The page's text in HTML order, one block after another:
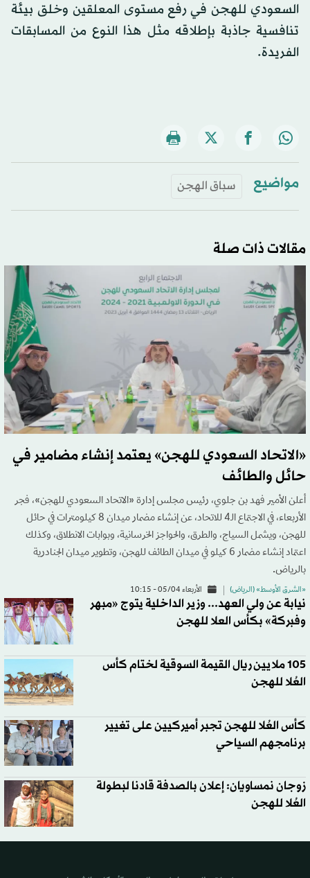
السعودي للهجن في رفع مستوى المعلقين وخلق بيئة
تنافسية جاذبة بإطلاقه مثل هذا النوع من المسابقات
الفريدة.
مواضيع سباق الهجن
مقالات ذات صلة
«الاتحاد السعودي للهجن» يعتمد إنشاء مضامير في
حائل والطائف
أعلن الأمير فهد بن جلوي، رئيس مجلس إدارة «الاتحاد السعودي للهجن»، فجر
الأربعاء، في الاجتماع الـ4 للاتحاد، عن إنشاء مضمار ميدان 8 كيلومترات في حائل
للهجن، ويشمل السياج، والطرق، والحواجز الخرسانية، وبوابات الانطلاق، وكذلك
اعتماد إنشاء مضمار 6 كيلو في ميدان الطائف للهجن، وتطوير ميدان الجنادرية
بالرياض.
«الشرق الأوسط» (الرياض) الأربعاء 05/04 - 10:15
نيابة عن ولي العهد... وزير الداخلية يتوج «مبهر
وفبركة» بكأس العلا للهجن
105 ملايين ريال القيمة السوقية لختام كأس
العُلا للهجن
كأس العُلا للهجن تجبر أميركيين على تغيير
برنامجهم السياحي
زوجان نمساويان: إعلان بالصدفة قادنا لبطولة
العُلا للهجن